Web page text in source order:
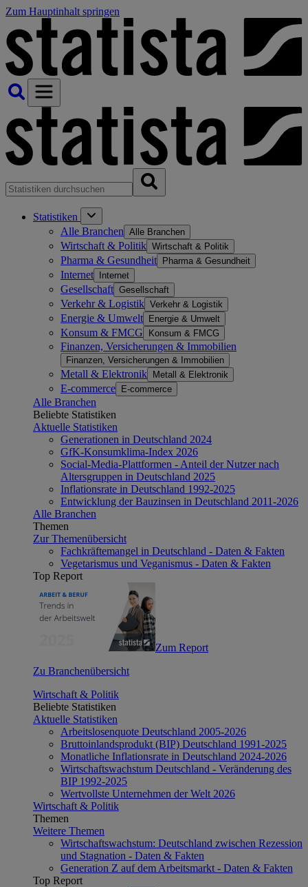
Zum Hauptinhalt springen
Statistiken
Alle Branchen Alle Branchen
Wirtschaft & Politik Wirtschaft & Politik
Pharma & Gesundheit Pharma & Gesundheit
Internet Internet
Gesellschaft Gesellschaft
Verkehr & Logistik Verkehr & Logistik
Energie & Umwelt Energie & Umwelt
Konsum & FMCG Konsum & FMCG
Finanzen, Versicherungen & Immobilien
Finanzen, Versicherungen & Immobilien
Metall & Elektronik Metall & Elektronik
E-commerce E-commerce
Alle Branchen
Beliebte Statistiken
Aktuelle Statistiken
Generationen in Deutschland 2024
GfK-Konsumklima-Index 2026
Social-Media-Plattformen - Anteil der Nutzer nach
Altersgruppen in Deutschland 2025
Inflationsrate in Deutschland 1992-2025
Entwicklung der Bauzinsen in Deutschland 2011-2026
Alle Branchen
Themen
Zur Themenübersicht
Fachkräftemangel in Deutschland - Daten & Fakten
Vegetarismus und Veganismus - Daten & Fakten
Top Report
Zum Report
Zu Branchenübersicht
Wirtschaft & Politik
Beliebte Statistiken
Aktuelle Statistiken
Arbeitslosenquote Deutschland 2005-2026
Bruttoinlandsprodukt (BIP) Deutschland 1991-2025
Monatliche Inflationsrate in Deutschland 2024-2026
Wirtschaftswachstum Deutschland - Veränderung des
BIP 1992-2025
Wertvollste Unternehmen der Welt 2026
Wirtschaft & Politik
Themen
Weitere Themen
Wirtschaftswachstum: Deutschland zwischen Rezession
und Stagnation - Daten & Fakten
Generation Z auf dem Arbeitsmarkt - Daten & Fakten
Top Report